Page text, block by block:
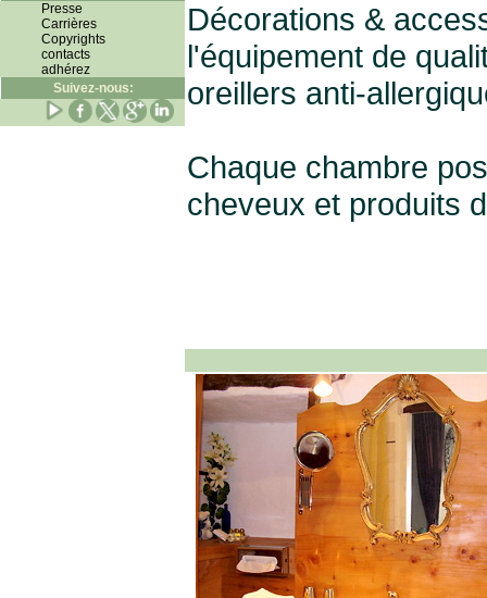
Presse
Carrières
Copyrights
contacts
adhérez
Suivez-nous:
Décorations &
l'équipement de
oreillers anti-
Chaque chambre
cheveux et produits